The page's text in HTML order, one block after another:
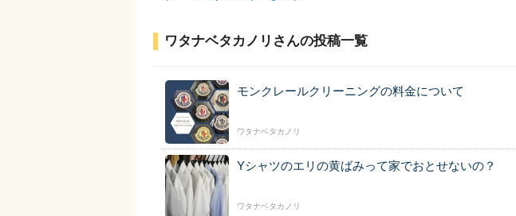
ワタナベタカノリさんの投稿一覧
モンクレールクリーニングの料金について
ワタナベタカノリ
Yシャツのエリの黄ばみって家でおとせないの？
ワタナベタカノリ